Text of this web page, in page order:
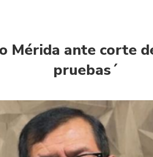
Mérida ante corte
pruebas´